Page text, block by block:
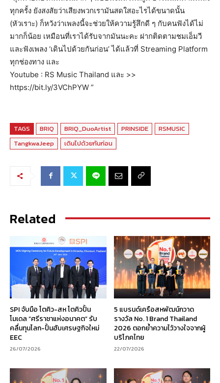
ทุกครั้ง ยังสงสัยว่าเสียงพวกเรามันสดใสอะไรได้ขนาดนั้น
(หัวเราะ) ก็หวังว่าเพลงนี้จะช่วยให้ความรู้สึกดี ๆ กับคนฟังได้ไม่
มากก็น้อย เหมือนที่เราได้รับจากมันนะคะ ฝากติดตามชมเอ็มวี
และฟังเพลง ‘เดินไปด้วยกันก่อน’ ได้แล้วที่ Streaming Platform
ทุกช่องทาง และ
Youtube : RS Music Thailand และ >>
https://bit.ly/3VChPYW ”
TAGS BRIQ BRIQ_DuoArtist PRINSIDE
RSMUSIC
TangkwaJeep
เดินไปด้วยกันก่อน
Related
SPI จับมือ โตคิว-สห โตคิวปั้น
โมเดล “ศรีราชาแห่งอนาคต” รับ
คลื่นทุนโลก-ปั้นฮับเศรษฐกิจใหม่
EEC
26/07/2026
5 แบรนด์เครือสหพัฒน์กวาด
รางวัล No. 1 Brand Thailand
2026 ตอกย้ำความไว้วางใจจากผู้
บริโภคไทย
22/07/2026